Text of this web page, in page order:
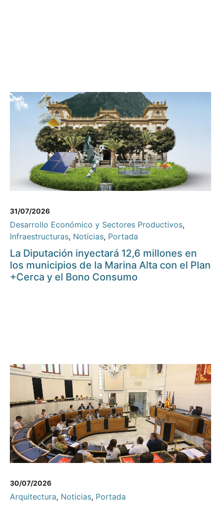
31/07/2026
Desarrollo Económico y Sectores Productivos,
Infraestructuras, Noticias, Portada
La Diputación inyectará 12,6 millones en
los municipios de la Marina Alta con el Plan
+Cerca y el Bono Consumo
30/07/2026
Arquitectura, Noticias, Portada